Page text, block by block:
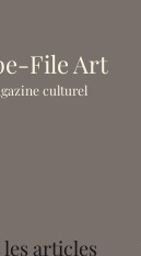
File Art
culturel
les articles